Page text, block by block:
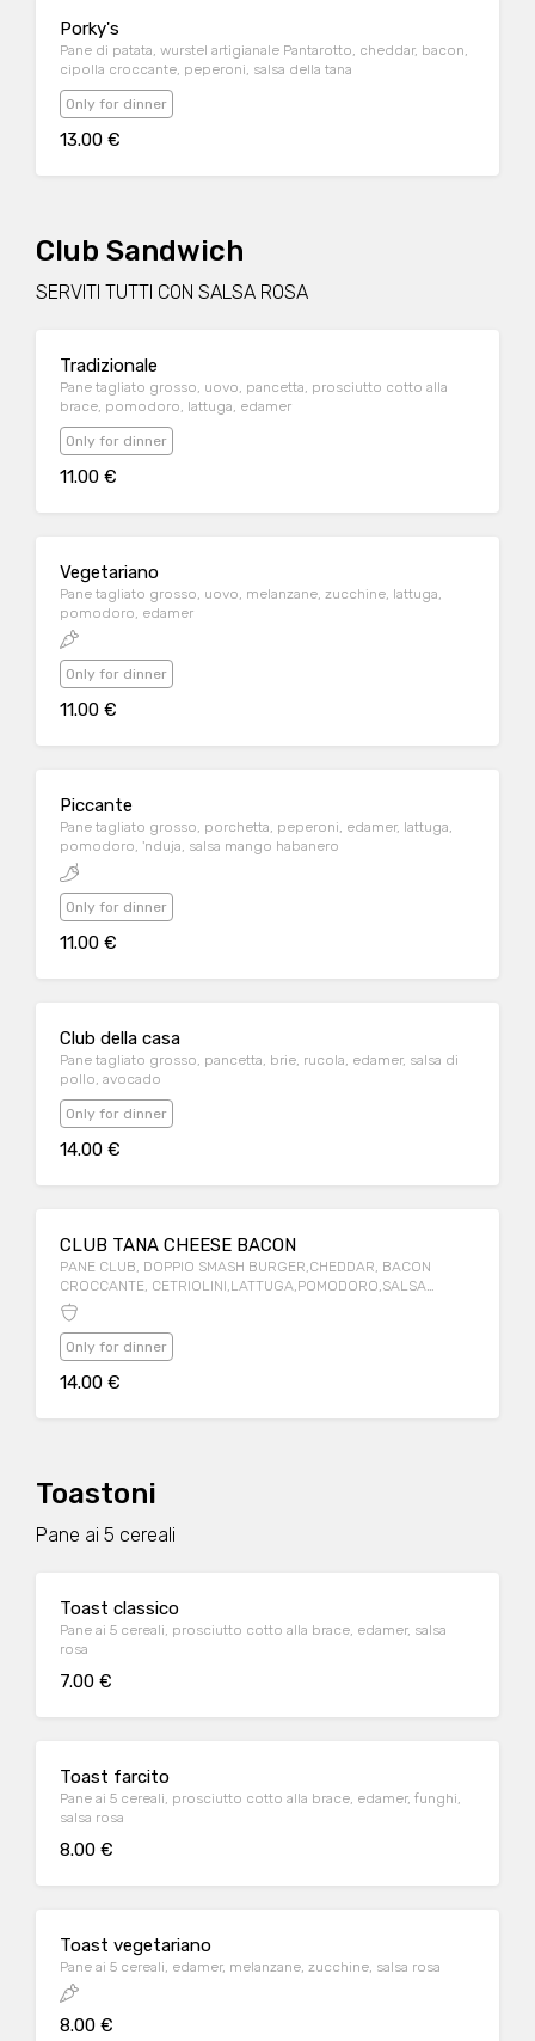
Porky's
Pane di patata, wurstel artigianale Pantarotto, cheddar, bacon,
cipolla croccante, peperoni, salsa della tana
Only for dinner
13.00 €
Club Sandwich
SERVITI TUTTI CON SALSA ROSA
Tradizionale
Pane tagliato grosso, uovo, pancetta, prosciutto cotto alla
brace, pomodoro, lattuga, edamer
Only for dinner
11.00 €
Vegetariano
Pane tagliato grosso, uovo, melanzane, zucchine, lattuga,
pomodoro, edamer
Only for dinner
11.00 €
Piccante
Pane tagliato grosso, porchetta, peperoni, edamer, lattuga,
pomodoro, 'nduja, salsa mango habanero
Only for dinner
11.00 €
Club della casa
Pane tagliato grosso, pancetta, brie, rucola, edamer, salsa di
pollo, avocado
Only for dinner
14.00 €
CLUB TANA CHEESE BACON
PANE CLUB, DOPPIO SMASH BURGER,CHEDDAR, BACON
CROCCANTE, CETRIOLINI,LATTUGA,POMODORO,SALSA
BURGER
Only for dinner
14.00 €
Toastoni
Pane ai 5 cereali
Toast classico
Pane ai 5 cereali, prosciutto cotto alla brace, edamer, salsa
rosa
7.00 €
Toast farcito
Pane ai 5 cereali, prosciutto cotto alla brace, edamer, funghi,
salsa rosa
8.00 €
Toast vegetariano
Pane ai 5 cereali, edamer, melanzane, zucchine, salsa rosa
8.00 €